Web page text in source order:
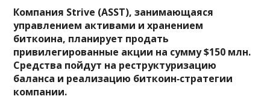
Компания Strive (ASST), занимающаяся
управлением активами и хранением
биткоина, планирует продать
привилегированные акции на сумму $150 млн.
Средства пойдут на реструктуризацию
баланса и реализацию биткоин‑стратегии
компании.